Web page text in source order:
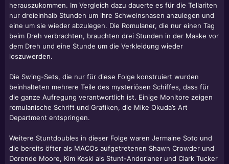
herauszukommen. Im Vergleich dazu dauerte es für die Tellariten
nur dreieinhalb Stunden um ihre Schweinsnasen anzulegen und
eine um sie wieder abzulegen. Die Romulaner, die nur einen Tag
beim Dreh verbrachten, brauchten drei Stunden in der Maske vor
dem Dreh und eine Stunde um die Verkleidung wieder
loszuwerden.
Die Swing-Sets, die nur für diese Folge konstruiert wurden
beinhalteten mehrere Teile des mysteriösen Schiffes, dass für
die ganze Aufregung verantwortlich ist. Einige Monitore zeigen
romulanische Schrift und Grafiken, die Mike Okuda’s Art
Department entspringen.
Weitere Stuntdoubles in dieser Folge waren Jermaine Soto und
die bereits öfter als MACOs aufgetretenen Shawn Crowder und
Dorende Moore, Kim Koski als Stunt-Andorianer und Clark Tucker